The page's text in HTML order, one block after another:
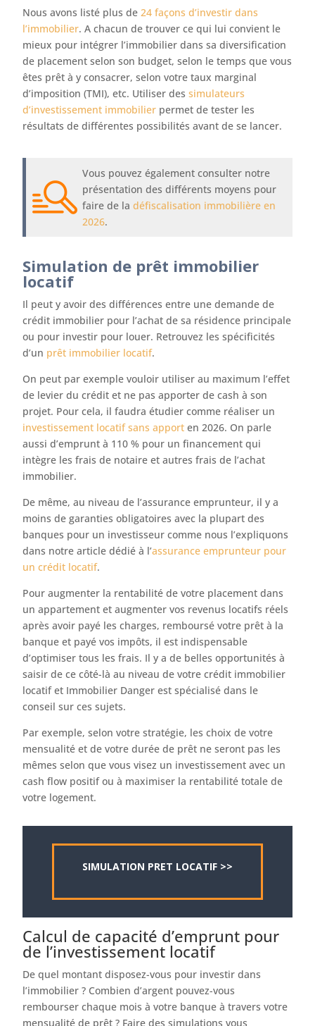
Nous avons listé plus de24 façons d’investir dans
l’immobilier. A chacun de trouver ce qui lui convient le
mieux pour intégrer l’immobilier dans sa diversification
de placement selon son budget, selon le temps que vous
êtes prêt à y consacrer, selon votre taux marginal
d’imposition (TMI), etc. Utiliser dessimulateurs
d’investissement immobilier permet de tester les
résultats de différentes possibilités avant de se lancer.
Vous pouvez également consulter notre
présentation des différents moyens pour
faire de ladéfiscalisation immobilière en
2026.
Simulation de prêt immobilier
locatif
Il peut y avoir des différences entre une demande de
crédit immobilier pour l’achat de sa résidence principale
ou pour investir pour louer. Retrouvez les spécificités
d’un prêt immobilier locatif.
On peut par exemple vouloir utiliser au maximum l’effet
de levier du crédit et ne pas apporter de cash à son
projet. Pour cela, il faudra étudier comme réaliser un
investissement locatif sans apport en 2026. On parle
aussi d’emprunt à 110 % pour un financement qui
intègre les frais de notaire et autres frais de l’achat
immobilier.
De même, au niveau de l’assurance emprunteur, il y a
moins de garanties obligatoires avec la plupart des
banques pour un investisseur comme nous l’expliquons
dans notre article dédié à l’assurance emprunteur pour
un crédit locatif.
Pour augmenter la rentabilité de votre placement dans
un appartement et augmenter vos revenus locatifs réels
après avoir payé les charges, remboursé votre prêt à la
banque et payé vos impôts, il est indispensable
d’optimiser tous les frais. Il y a de belles opportunités à
saisir de ce côté-là au niveau de votre crédit immobilier
locatif et Immobilier Danger est spécialisé dans le
conseil sur ces sujets.
Par exemple, selon votre stratégie, les choix de votre
mensualité et de votre durée de prêt ne seront pas les
mêmes selon que vous visez un investissement avec un
cash flow positif ou à maximiser la rentabilité totale de
votre logement.
SIMULATION PRET LOCATIF >>
Calcul de capacité d’emprunt pour
de l’investissement locatif
De quel montant disposez-vous pour investir dans
l’immobilier ? Combien d’argent pouvez-vous
rembourser chaque mois à votre banque à travers votre
mensualité de prêt ? Faire des simulations vous